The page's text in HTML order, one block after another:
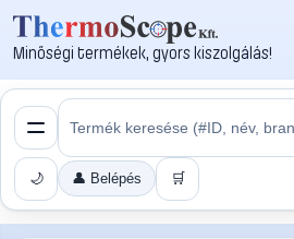
Minőségi termékek, gyors kiszolgálás!
🌙 👤 Belépés 🛒